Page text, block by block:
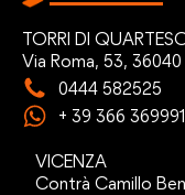
TORRI DI
Via Roma, 53,
0444 582525
+ 39 366
VICENZA
Contrà Camillo